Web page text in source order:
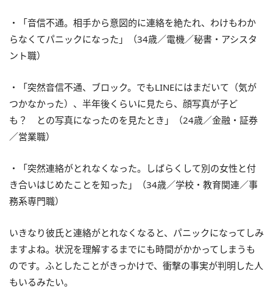
・「音信不通。相手から意図的に連絡を絶たれ、わけもわか
らなくてパニックになった」（34歳／電機／秘書・アシスタ
ント職）
・「突然音信不通、ブロック。でもLINEにはまだいて（気が
つかなかった）、半年後くらいに見たら、顔写真が子ど
も？ との写真になったのを見たとき」（24歳／金融・証券
／営業職）
・「突然連絡がとれなくなった。しばらくして別の女性と付
き合いはじめたことを知った」（34歳／学校・教育関連／事
務系専門職）
いきなり彼氏と連絡がとれなくなると、パニックになってしみ
ますよね。状況を理解するまでにも時間がかかってしまうも
のです。ふとしたことがきっかけで、衝撃の事実が判明した人
もいるみたい。